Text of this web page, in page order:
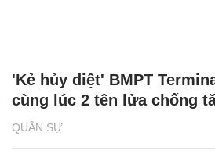
QUÂN SỰ
'Kẻ hủy diệt' BMPT
cùng lúc 2 tên lửa chống